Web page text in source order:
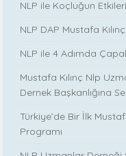
NLP ile Koçluğun Etkileri
NLP DAP Mustafa
NLP ile 4 Adımda
Mustafa Kılınç Nlp
Dernek Başkanlığına
Türkiye’de Bir İlk
Programı